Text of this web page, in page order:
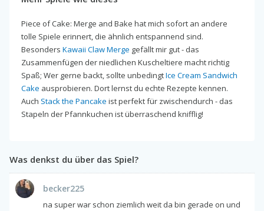
Piece of Cake: Merge and Bake hat mich sofort an andere
tolle Spiele erinnert, die ähnlich entspannend sind.
Besonders Kawaii Claw Merge gefällt mir gut - das
Zusammenfügen der niedlichen Kuscheltiere macht richtig
Spaß; Wer gerne backt, sollte unbedingtIce Cream Sandwich
Cake ausprobieren. Dort lernst du echte Rezepte kennen.
Auch Stack the Pancake ist perfekt für zwischendurch - das
Stapeln der Pfannkuchen ist überraschend knifflig!
Was denkst du über das Spiel?
becker225
na super war schon ziemlich weit da bin gerade on und